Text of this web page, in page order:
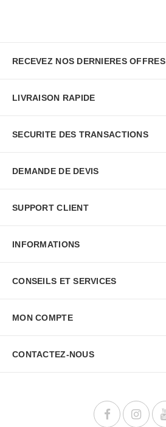
RECEVEZ NOS DERNIERES OFFRES
LIVRAISON RAPIDE
SECURITE DES TRANSACTIONS
DEMANDE DE DEVIS
SUPPORT CLIENT
INFORMATIONS
CONSEILS ET SERVICES
MON COMPTE
CONTACTEZ-NOUS